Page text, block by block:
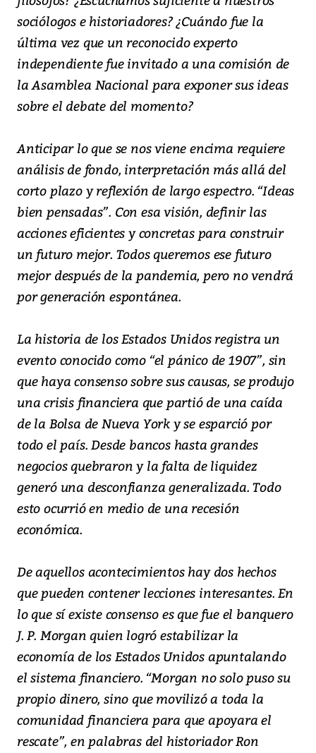
sociólogos e historiadores? ¿Cuándo fue la
última vez que un reconocido experto
independiente fue invitado a una comisión de
la Asamblea Nacional para exponer sus ideas
sobre el debate del momento?
Anticipar lo que se nos viene encima requiere
análisis de fondo, interpretación más allá del
corto plazo y reflexión de largo espectro. “Ideas
bien pensadas”. Con esa visión, definir las
acciones eficientes y concretas para construir
un futuro mejor. Todos queremos ese futuro
mejor después de la pandemia, pero no vendrá
por generación espontánea.
La historia de los Estados Unidos registra un
evento conocido como “el pánico de 1907”, sin
que haya consenso sobre sus causas, se produjo
una crisis financiera que partió de una caída
de la Bolsa de Nueva York y se esparció por
todo el país. Desde bancos hasta grandes
negocios quebraron y la falta de liquidez
generó una desconfianza generalizada. Todo
esto ocurrió en medio de una recesión
económica.
De aquellos acontecimientos hay dos hechos
que pueden contener lecciones interesantes. En
lo que sí existe consenso es que fue el banquero
J. P. Morgan quien logró estabilizar la
economía de los Estados Unidos apuntalando
el sistema financiero. “Morgan no solo puso su
propio dinero, sino que movilizó a toda la
comunidad financiera para que apoyara el
rescate”, en palabras del historiador Ron